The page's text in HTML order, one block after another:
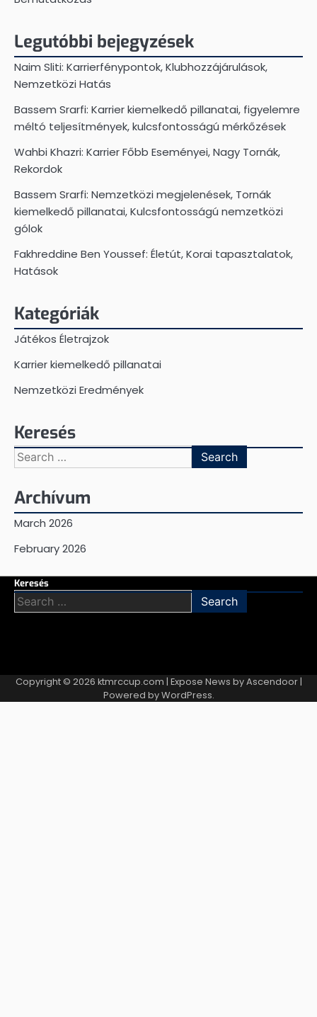
Legutóbbi bejegyzések
Naim Sliti: Karrierfénypontok, Klubhozzájárulások,
Nemzetközi Hatás
Bassem Srarfi: Karrier kiemelkedő pillanatai, figyelemre
méltó teljesítmények, kulcsfontosságú mérkőzések
Wahbi Khazri: Karrier Főbb Eseményei, Nagy Tornák,
Rekordok
Bassem Srarfi: Nemzetközi megjelenések, Tornák
kiemelkedő pillanatai, Kulcsfontosságú nemzetközi
gólok
Fakhreddine Ben Youssef: Életút, Korai tapasztalatok,
Hatások
Kategóriák
Játékos Életrajzok
Karrier kiemelkedő pillanatai
Nemzetközi Eredmények
Keresés
Search
for:
Archívum
March 2026
February 2026
Keresés
Search
for:
Copyright © 2026 ktmrccup.com | Expose News byAscendoor|
Powered byWordPress.